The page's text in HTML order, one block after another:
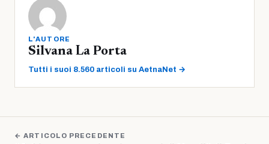
L'AUTORE
Silvana La Porta
Tutti i suoi 8.560 articoli su AetnaNet →
← ARTICOLO PRECEDENTE